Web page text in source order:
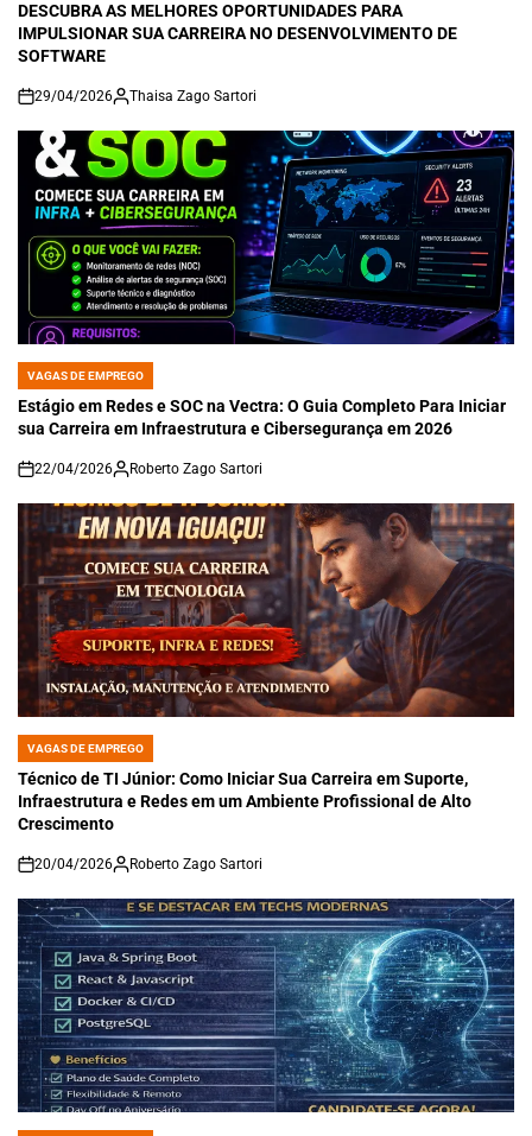
DESCUBRA AS MELHORES OPORTUNIDADES PARA
IMPULSIONAR SUA CARREIRA NO DESENVOLVIMENTO DE
SOFTWARE
on
29/04/2026 Thaisa Zago Sartori
POSTED
IN
VAGAS DE EMPREGO
Estágio em Redes e SOC na Vectra: O Guia Completo Para Iniciar
sua Carreira em Infraestrutura e Cibersegurança em 2026
on
22/04/2026 Roberto Zago Sartori
POSTED
IN
VAGAS DE EMPREGO
Técnico de TI Júnior: Como Iniciar Sua Carreira em Suporte,
Infraestrutura e Redes em um Ambiente Profissional de Alto
Crescimento
on
20/04/2026 Roberto Zago Sartori